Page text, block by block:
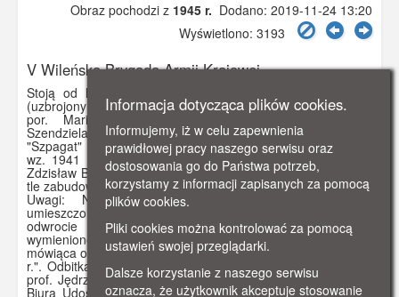
Obraz pochodzi z 1945 r. Dodano: 2019-11-24 13:20
Wyświetlono: 3193
V Wileńska Brygada Armii Krajowej
Stoją od lewej: ppor. cz. w. Henryk Wieliczko ps. "Lufa"
(uzbrojony w sowiecki pistolet maszynowy PPS wz. 1943),
por. Marian Pluciński ps. "Mścisław", mjr Zygmunt
Szendzielarz ps. "Łupaszka", wachm. Jerzy Lejkowski ps.
"Szpagat" (uzbrojony w sowiecki pistolet maszynowy PPSz
wz. 1941 tzw. pepesza z magazynkiem bębnowym), ppor.
Zdzisław Badocha ps. "Żelazny" (oznaczony krzyżykiem). W
tle zabudowania nieznanej miejscowości.
Uwagi: Na odwrocie odręczny dopisek. Fotografia
umieszczona w karcie zabezpieczającej.;Reprodukcja. Na
odwrocie odręczny opis (niebieskim długopisem):
wymienione postacie, krótki wiersz pt. "Do Oki" i dedykacja
mówiąca o pochodzeniu odbitki z datą "Gdańsk, dn. 19.06.81
r.". Odbitka przekazana do zasobu archiwalnego IPN przez
prof. Jędrzeja Tucholskiego (zm. 2012), zastępcę dyrektora
Biura Udostępniania i Archiwizacji Dokumentów IPN (2000-
Informacja dotycząca plików cookies.
Informujemy, iż w celu zapewnienia
prawidłowej pracy naszego serwisu oraz
dostosowania go do Państwa potrzeb,
korzystamy z informacji zapisanych za pomocą
plików cookies.
Pliki cookies można kontrolować za pomocą
ustawień swojej przeglądarki.
Dalsze korzystanie z naszego serwisu
oznacza, że użytkownik akceptuje stosowanie